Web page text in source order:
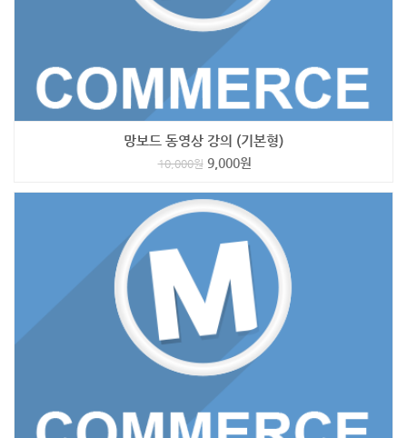
망보드 동영상 강의 (기본형)
10,000원 9,000원